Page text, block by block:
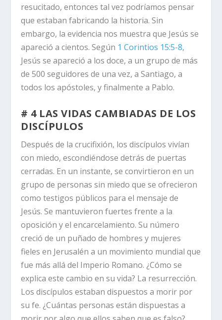
resucitado, entonces tal vez podríamos pensar
que estaban fabricando la historia. Sin
embargo, la evidencia nos muestra que Jesús se
apareció a cientos. Según 1 Corintios 15:5-8,
Jesús se apareció a los doce, a un grupo de más
de 500 seguidores de una vez, a Santiago, a
todos los apóstoles, y finalmente a Pablo.
# 4 LAS VIDAS CAMBIADAS DE LOS
DISCÍPULOS
Después de la crucifixión, los discípulos vivían
con miedo, escondiéndose detrás de puertas
cerradas. En un instante, se convirtieron en un
grupo de personas sin miedo que se ofrecieron
como testigos públicos para el mensaje de
Jesús. Se mantuvieron fuertes frente a la
oposición y el encarcelamiento. Su número
creció de un puñado de hombres y mujeres
fieles en Jerusalén a un movimiento mundial que
fue más allá del Imperio Romano. ¿Cómo se
explica este cambio en su vida? La resurrección.
Los discípulos estaban dispuestos a morir por
su fe. ¿Cuántas personas están dispuestas a